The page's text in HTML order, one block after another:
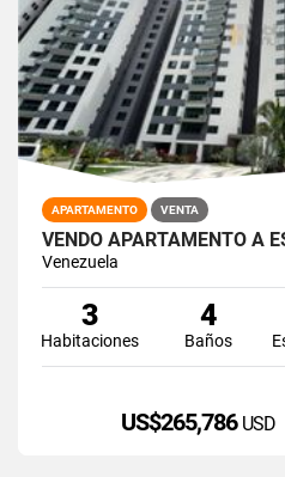
APARTAMENTO VENTA
VENDO APARTAMENTO A
Venezuela
3
Habitaciones
4
Baños
US$265,786 USD